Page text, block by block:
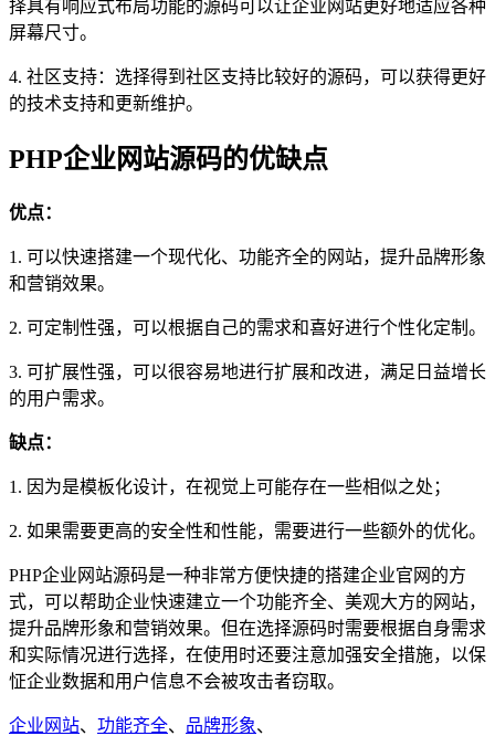
择具有响应式布局功能的源码可以让企业网站更好地适应各种
屏幕尺寸。
4. 社区支持：选择得到社区支持比较好的源码，可以获得更好
的技术支持和更新维护。
PHP企业网站源码的优缺点
优点：
1. 可以快速搭建一个现代化、功能齐全的网站，提升品牌形象
和营销效果。
2. 可定制性强，可以根据自己的需求和喜好进行个性化定制。
3. 可扩展性强，可以很容易地进行扩展和改进，满足日益增长
的用户需求。
缺点：
1. 因为是模板化设计，在视觉上可能存在一些相似之处；
2. 如果需要更高的安全性和性能，需要进行一些额外的优化。
PHP企业网站源码是一种非常方便快捷的搭建企业官网的方
式，可以帮助企业快速建立一个功能齐全、美观大方的网站，
提升品牌形象和营销效果。但在选择源码时需要根据自身需求
和实际情况进行选择，在使用时还要注意加强安全措施，以保
怔企业数据和用户信息不会被攻击者窃取。
企业网站、 功能齐全、 品牌形象、